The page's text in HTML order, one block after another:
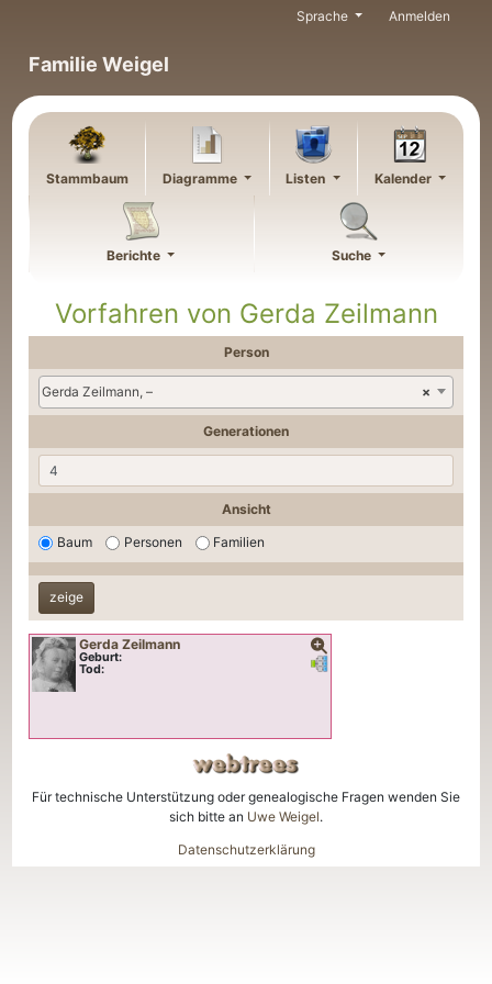
Familie Weigel
Sprache Anmelden
Stammbaum Diagramme Listen Kalender
Berichte Suche
Vorfahren von Gerda Zeilmann
Person
×
Gerda Zeilmann, –
Generationen
Ansicht
Baum Personen Familien
Verknüpfungen
Verknüpfungen
GerdaZeilmann
Geburt:
Tod:
Für technische Unterstützung oder genealogische Fragen wenden Sie
sich bitte an Uwe Weigel.
Datenschutzerklärung